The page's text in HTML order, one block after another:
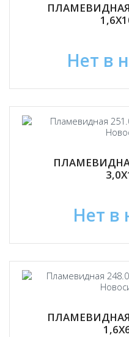
ПЛАМЕВИДНАЯ
Нет в
Нет в
ПЛАМЕВИДНАЯ